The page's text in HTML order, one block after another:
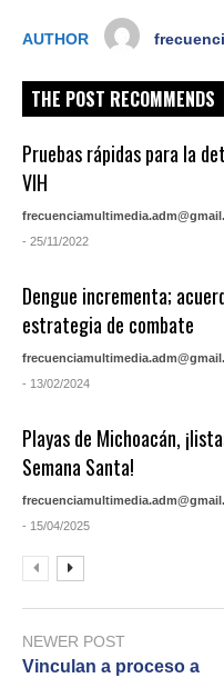
AUTHOR
THE POST RECOMMENDS
Pruebas rápidas para la
VIH
- 25/11/2022
Dengue incrementa;
estrategia de combate
- 13/02/2024
Playas de Michoacán,
Semana Santa!
- 15/04/2025
NEWER POST
Vinculan a proceso a